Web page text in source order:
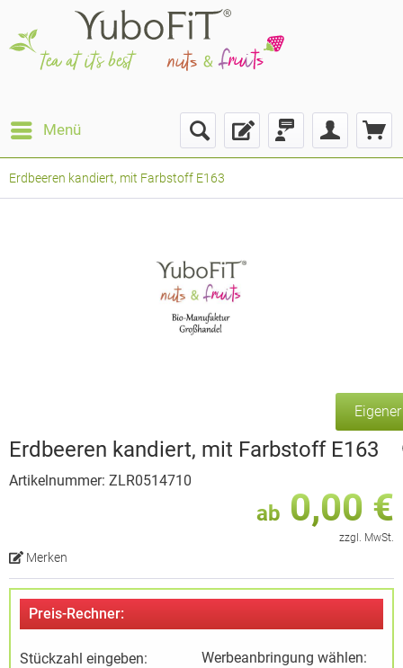
Menü
Erdbeeren kandiert, mit Farbstoff E163
Erdbeeren kandiert, mit Farbstoff E163
Artikelnummer: ZLR0514710
ab 0,00 €
zzgl. MwSt.
Merken
Preis-Rechner:
Stückzahl eingeben:
Werbeanbringung wählen: